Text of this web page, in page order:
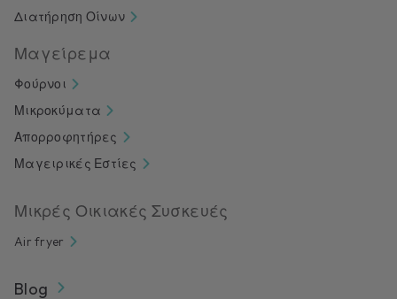
Διατήρηση Οίνων
Μαγείρεμα
Φούρνοι
Μικροκύματα
Απορροφητήρες
Μαγειρικές Εστίες
Μικρές Οικιακές Συσκευές
Air fryer
Blog